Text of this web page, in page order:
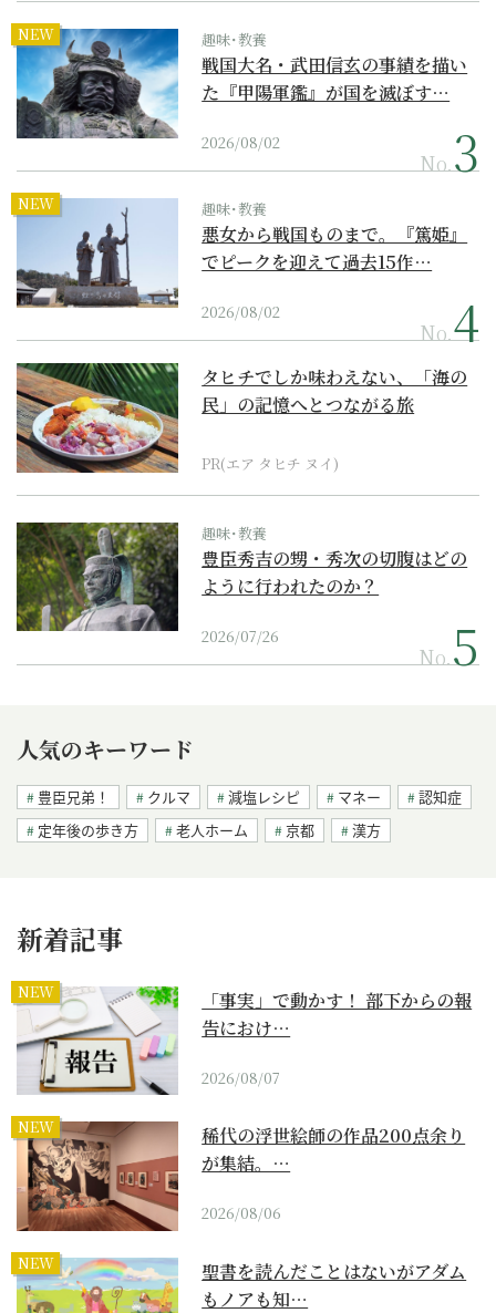
NEW 趣味･教養
戦国大名・武田信玄の事績を描い
た『甲陽軍鑑』が国を滅ぼす…
2026/08/02
No.
NEW 趣味･教養
悪女から戦国ものまで。『篤姫』
でピークを迎えて過去15作…
2026/08/02
No.
タヒチでしか味わえない、「海の
民」の記憶へとつながる旅
PR(エア タヒチ ヌイ)
趣味･教養
豊臣秀吉の甥・秀次の切腹はどの
ように行われたのか？
2026/07/26
No.
人気のキーワード
豊臣兄弟！ クルマ 減塩レシピ マネー
認知症
定年後の歩き方
老人ホーム 京都 漢方
新着記事
NEW
「事実」で動かす！ 部下からの報
告におけ…
2026/08/07
NEW
稀代の浮世絵師の作品200点余り
が集結。…
2026/08/06
NEW
聖書を読んだことはないがアダム
もノアも知…